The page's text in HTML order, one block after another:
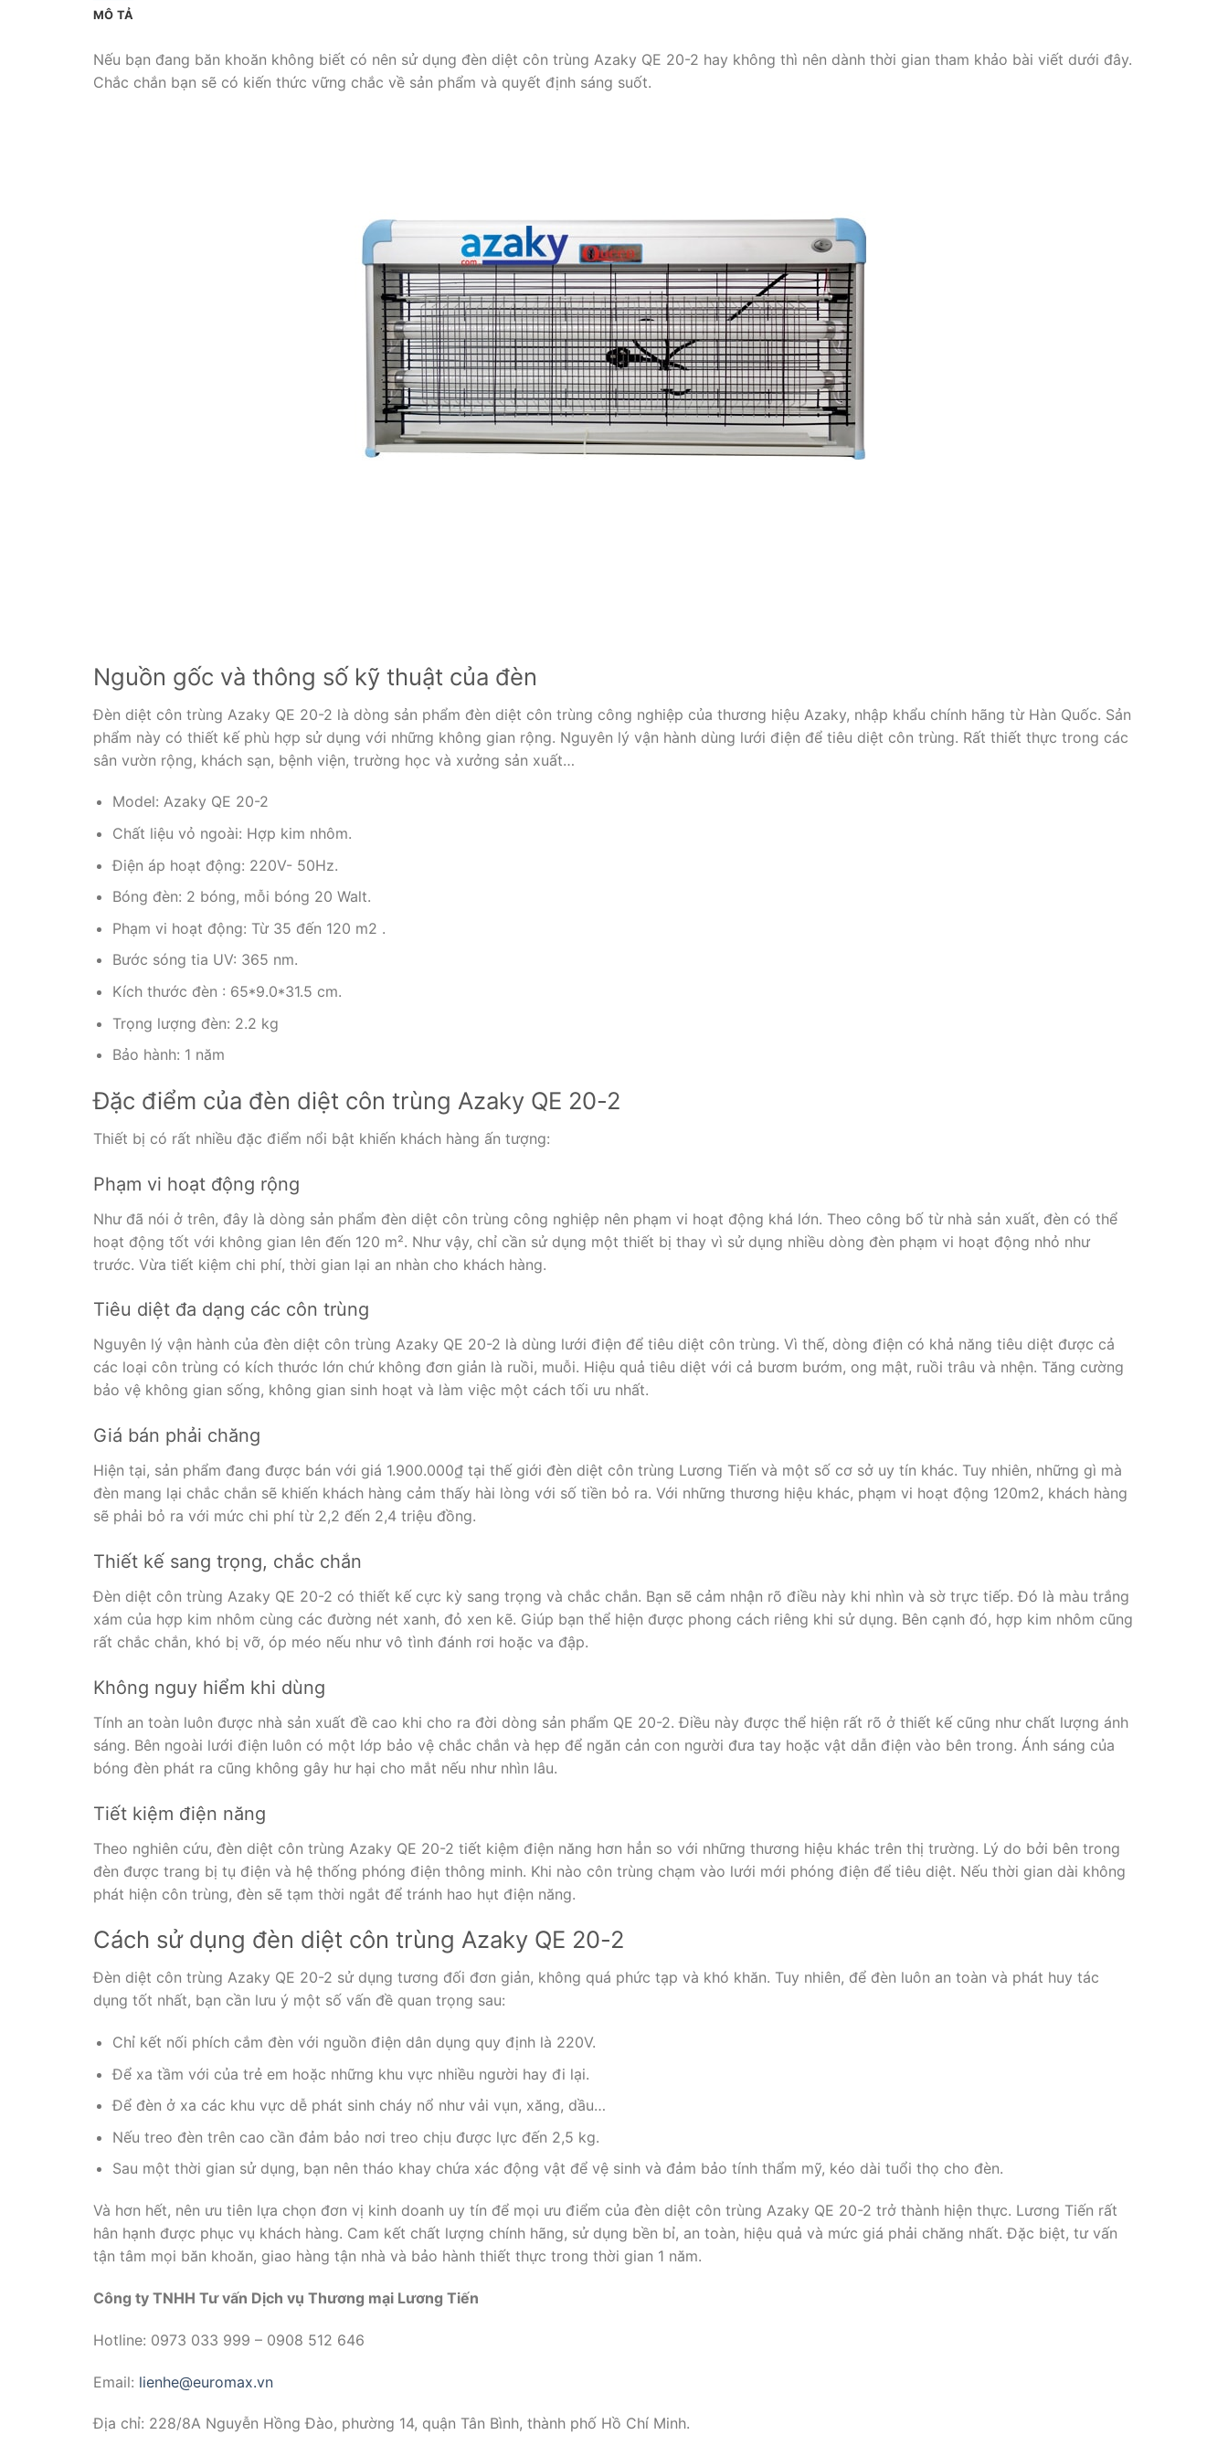
MÔ TẢ
Nếu bạn đang băn khoăn không biết có nên sử dụng đèn diệt côn trùng Azaky QE 20-2 hay không thì nên dành thời gian tham khảo bài viết dưới đây.
Chắc chắn bạn sẽ có kiến thức vững chắc về sản phẩm và quyết định sáng suốt.
Nguồn gốc và thông số kỹ thuật của đèn
Đèn diệt côn trùng Azaky QE 20-2 là dòng sản phẩm đèn diệt côn trùng công nghiệp của thương hiệu Azaky, nhập khẩu chính hãng từ Hàn Quốc. Sản
phẩm này có thiết kế phù hợp sử dụng với những không gian rộng. Nguyên lý vận hành dùng lưới điện để tiêu diệt côn trùng. Rất thiết thực trong các
sân vườn rộng, khách sạn, bệnh viện, trường học và xưởng sản xuất…
Model: Azaky QE 20-2
Chất liệu vỏ ngoài: Hợp kim nhôm.
Điện áp hoạt động: 220V- 50Hz.
Bóng đèn: 2 bóng, mỗi bóng 20 Walt.
Phạm vi hoạt động: Từ 35 đến 120 m2 .
Bước sóng tia UV: 365 nm.
Kích thước đèn : 65*9.0*31.5 cm.
Trọng lượng đèn: 2.2 kg
Bảo hành: 1 năm
Đặc điểm của đèn diệt côn trùng Azaky QE 20-2
Thiết bị có rất nhiều đặc điểm nổi bật khiến khách hàng ấn tượng:
Phạm vi hoạt động rộng
Như đã nói ở trên, đây là dòng sản phẩm đèn diệt côn trùng công nghiệp nên phạm vi hoạt động khá lớn. Theo công bố từ nhà sản xuất, đèn có thể
hoạt động tốt với không gian lên đến 120 m². Như vậy, chỉ cần sử dụng một thiết bị thay vì sử dụng nhiều dòng đèn phạm vi hoạt động nhỏ như
trước. Vừa tiết kiệm chi phí, thời gian lại an nhàn cho khách hàng.
Tiêu diệt đa dạng các côn trùng
Nguyên lý vận hành của đèn diệt côn trùng Azaky QE 20-2 là dùng lưới điện để tiêu diệt côn trùng. Vì thế, dòng điện có khả năng tiêu diệt được cả
các loại côn trùng có kích thước lớn chứ không đơn giản là ruồi, muỗi. Hiệu quả tiêu diệt với cả bươm bướm, ong mật, ruồi trâu và nhện. Tăng cường
bảo vệ không gian sống, không gian sinh hoạt và làm việc một cách tối ưu nhất.
Giá bán phải chăng
Hiện tại, sản phẩm đang được bán với giá 1.900.000₫ tại thế giới đèn diệt côn trùng Lương Tiến và một số cơ sở uy tín khác. Tuy nhiên, những gì mà
đèn mang lại chắc chắn sẽ khiến khách hàng cảm thấy hài lòng với số tiền bỏ ra. Với những thương hiệu khác, phạm vi hoạt động 120m2, khách hàng
sẽ phải bỏ ra với mức chi phí từ 2,2 đến 2,4 triệu đồng.
Thiết kế sang trọng, chắc chắn
Đèn diệt côn trùng Azaky QE 20-2 có thiết kế cực kỳ sang trọng và chắc chắn. Bạn sẽ cảm nhận rõ điều này khi nhìn và sờ trực tiếp. Đó là màu trắng
xám của hợp kim nhôm cùng các đường nét xanh, đỏ xen kẽ. Giúp bạn thể hiện được phong cách riêng khi sử dụng. Bên cạnh đó, hợp kim nhôm cũng
rất chắc chắn, khó bị vỡ, óp méo nếu như vô tình đánh rơi hoặc va đập.
Không nguy hiểm khi dùng
Tính an toàn luôn được nhà sản xuất đề cao khi cho ra đời dòng sản phẩm QE 20-2. Điều này được thể hiện rất rõ ở thiết kế cũng như chất lượng ánh
sáng. Bên ngoài lưới điện luôn có một lớp bảo vệ chắc chắn và hẹp để ngăn cản con người đưa tay hoặc vật dẫn điện vào bên trong. Ánh sáng của
bóng đèn phát ra cũng không gây hư hại cho mắt nếu như nhìn lâu.
Tiết kiệm điện năng
Theo nghiên cứu, đèn diệt côn trùng Azaky QE 20-2 tiết kiệm điện năng hơn hẳn so với những thương hiệu khác trên thị trường. Lý do bởi bên trong
đèn được trang bị tụ điện và hệ thống phóng điện thông minh. Khi nào côn trùng chạm vào lưới mới phóng điện để tiêu diệt. Nếu thời gian dài không
phát hiện côn trùng, đèn sẽ tạm thời ngắt để tránh hao hụt điện năng.
Cách sử dụng đèn diệt côn trùng Azaky QE 20-2
Đèn diệt côn trùng Azaky QE 20-2 sử dụng tương đối đơn giản, không quá phức tạp và khó khăn. Tuy nhiên, để đèn luôn an toàn và phát huy tác
dụng tốt nhất, bạn cần lưu ý một số vấn đề quan trọng sau:
Chỉ kết nối phích cắm đèn với nguồn điện dân dụng quy định là 220V.
Để xa tầm với của trẻ em hoặc những khu vực nhiều người hay đi lại.
Để đèn ở xa các khu vực dễ phát sinh cháy nổ như vải vụn, xăng, dầu…
Nếu treo đèn trên cao cần đảm bảo nơi treo chịu được lực đến 2,5 kg.
Sau một thời gian sử dụng, bạn nên tháo khay chứa xác động vật để vệ sinh và đảm bảo tính thẩm mỹ, kéo dài tuổi thọ cho đèn.
Và hơn hết, nên ưu tiên lựa chọn đơn vị kinh doanh uy tín để mọi ưu điểm của đèn diệt côn trùng Azaky QE 20-2 trở thành hiện thực. Lương Tiến rất
hân hạnh được phục vụ khách hàng. Cam kết chất lượng chính hãng, sử dụng bền bỉ, an toàn, hiệu quả và mức giá phải chăng nhất. Đặc biệt, tư vấn
tận tâm mọi băn khoăn, giao hàng tận nhà và bảo hành thiết thực trong thời gian 1 năm.
Công ty TNHH Tư vấn Dịch vụ Thương mại Lương Tiến
Hotline: 0973 033 999 – 0908 512 646
Email: lienhe@euromax.vn
Địa chỉ: 228/8A Nguyễn Hồng Đào, phường 14, quận Tân Bình, thành phố Hồ Chí Minh.